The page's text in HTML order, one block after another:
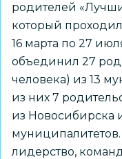
родителей
который
16 марта по 27
объединил 27
человека) из 13
из них 7
из Новосибирска
муниципалитетов.
лидерство,